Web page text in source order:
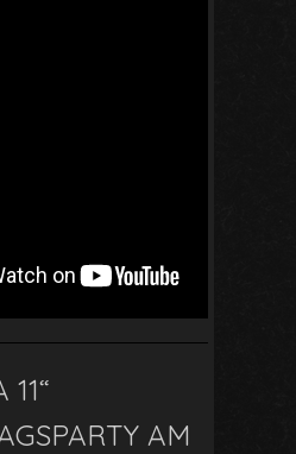
11“
AM